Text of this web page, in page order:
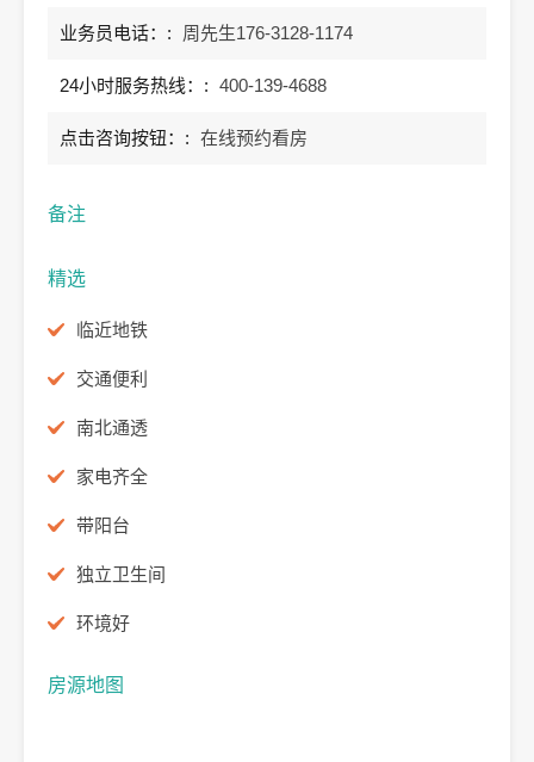
业务员电话：: 周先生176-3128-1174
24小时服务热线：: 400-139-4688
点击咨询按钮：: 在线预约看房
备注
精选
临近地铁
交通便利
南北通透
家电齐全
带阳台
独立卫生间
环境好
房源地图